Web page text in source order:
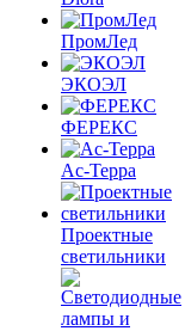
ПромЛед
ЭКОЭЛ
ФЕРЕКС
Ас-Терра
Проектные
светильники